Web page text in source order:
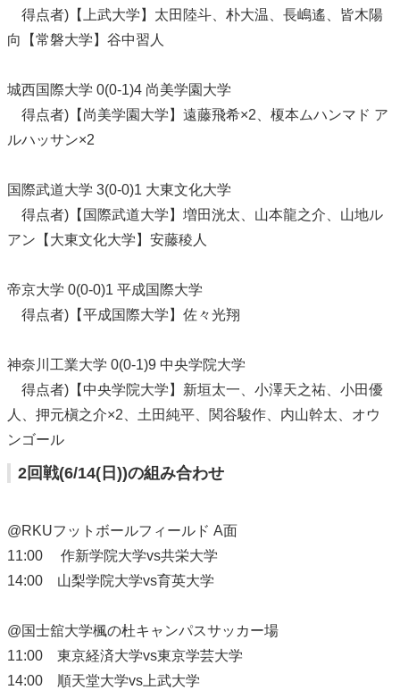
得点者)【上武大学】太田陸斗、朴大温、長嶋遙、皆木陽
向【常磐大学】谷中習人
城西国際大学 0(0-1)4 尚美学園大学
得点者)【尚美学園大学】遠藤飛希×2、榎本ムハンマド ア
ルハッサン×2
国際武道大学 3(0-0)1 大東文化大学
得点者)【国際武道大学】増田洸太、山本龍之介、山地ル
アン【大東文化大学】安藤稜人
帝京大学 0(0-0)1 平成国際大学
得点者)【平成国際大学】佐々光翔
神奈川工業大学 0(0-1)9 中央学院大学
得点者)【中央学院大学】新垣太一、小澤天之祐、小田優
人、押元槇之介×2、土田純平、関谷駿作、内山幹太、オウ
ンゴール
2回戦(6/14(日))の組み合わせ
@RKUフットボールフィールド A面
11:00 作新学院大学vs共栄大学
14:00 山梨学院大学vs育英大学
@国士舘大学楓の杜キャンパスサッカー場
11:00 東京経済大学vs東京学芸大学
14:00 順天堂大学vs上武大学